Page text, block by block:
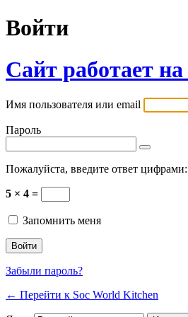
Войти
Сайт работает
Имя пользователя или email
Пароль
Пожалуйста, введите ответ цифрами:
5 × 4 =
Запомнить меня
Забыли пароль?
← Перейти к Soc World Kitchen